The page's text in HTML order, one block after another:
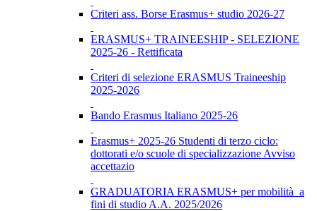
Criteri ass. Borse Erasmus+ studio 2026-27
ERASMUS+ TRAINEESHIP - SELEZIONE
2025-26 - Rettificata
Criteri di selezione ERASMUS Traineeship
2025-2026
Bando Erasmus Italiano 2025-26
Erasmus+ 2025-26 Studenti di terzo ciclo:
dottorati e/o scuole di specializzazione Avviso
accettazio
GRADUATORIA ERASMUS+ per mobilità a
fini di studio A.A. 2025/2026